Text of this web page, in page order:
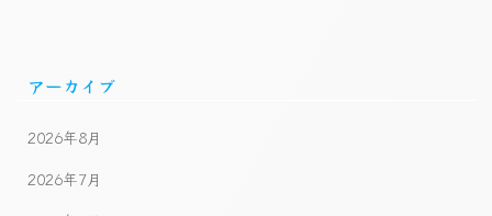
アーカイブ
2026年8月
2026年7月